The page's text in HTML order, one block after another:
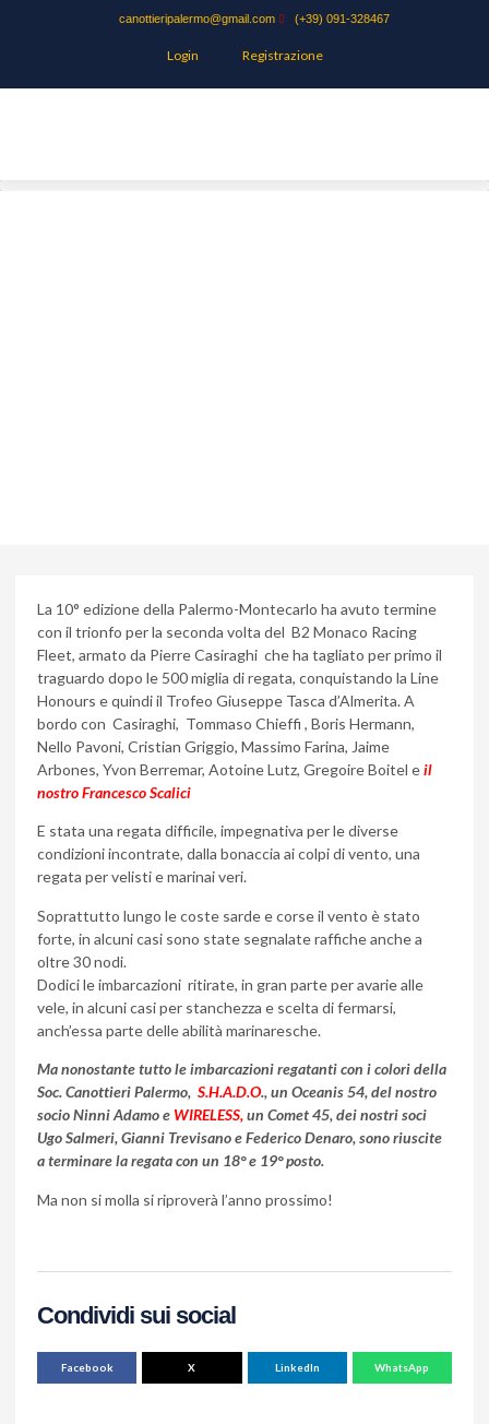
canottieripalermo@gmail.com (+39) 091-328467
Login Registrazione
La 10° edizione della Palermo-Montecarlo ha avuto termine
con il trionfo per la seconda volta del B2 Monaco Racing
Fleet, armato da Pierre Casiraghi che ha tagliato per primo il
traguardo dopo le 500 miglia di regata, conquistando la Line
Honours e quindi il Trofeo Giuseppe Tasca d’Almerita. A
bordo con Casiraghi, Tommaso Chieffi , Boris Hermann,
Nello Pavoni, Cristian Griggio, Massimo Farina, Jaime
Arbones, Yvon Berremar, Aotoine Lutz, Gregoire Boitel eil
nostro Francesco Scalici
E stata una regata difficile, impegnativa per le diverse
condizioni incontrate, dalla bonaccia ai colpi di vento, una
regata per velisti e marinai veri.
Soprattutto lungo le coste sarde e corse il vento è stato
forte, in alcuni casi sono state segnalate raffiche anche a
oltre 30 nodi.
Dodici le imbarcazioni ritirate, in gran parte per avarie alle
vele, in alcuni casi per stanchezza e scelta di fermarsi,
anch’essa parte delle abilità marinaresche.
Ma nonostante tutto le imbarcazioni regatanti con i colori della
Soc. Canottieri Palermo, S.H.A.D.O., un Oceanis 54, del nostro
socio Ninni Adamo e WIRELESS,un Comet 45, dei nostri soci
Ugo Salmeri, Gianni Trevisano e Federico Denaro, sono riuscite
a terminare la regata con un 18° e 19° posto.
Ma non si molla si riproverà l’anno prossimo!
Condividi sui social
Facebook X LinkedIn WhatsApp